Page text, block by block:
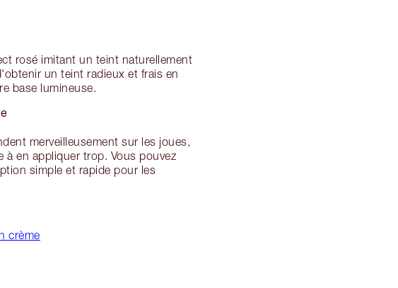
rosé imitant un teint naturellement
un teint radieux et frais en
base lumineuse.
merveilleusement sur les joues,
en appliquer trop. Vous pouvez
simple et rapide pour les
crème